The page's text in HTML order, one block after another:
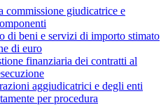
commissione giudicatrice e
di beni e servizi di importo stimato
di euro
finanziaria dei contratti al
aggiudicatrici e degli enti
per procedura